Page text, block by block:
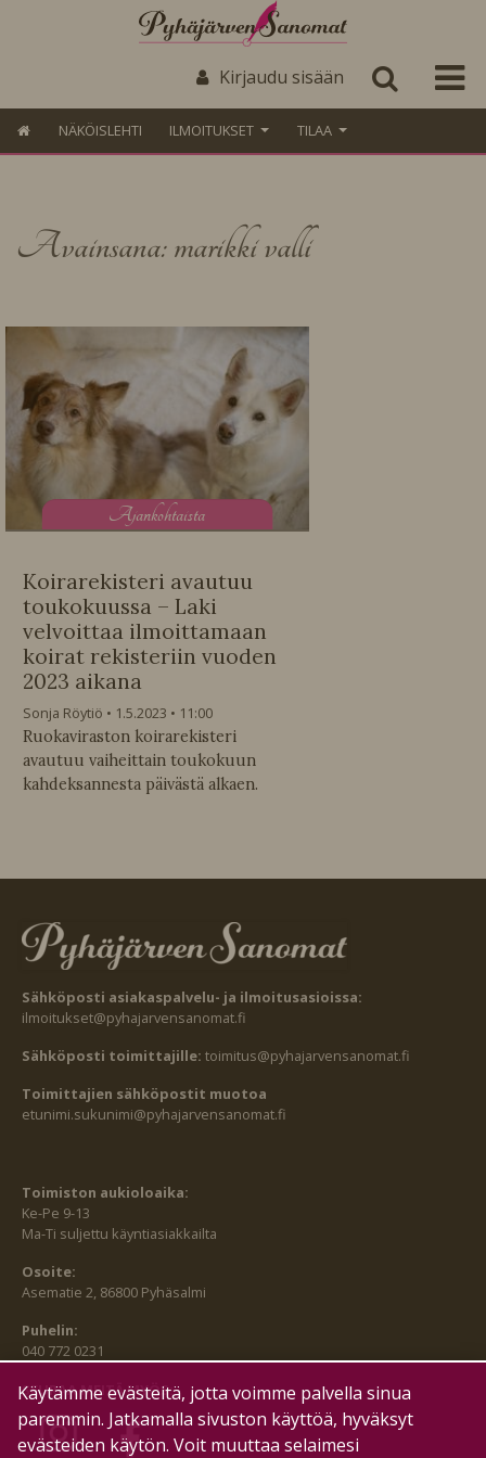
Kirjaudu sisään
NÄKÖISLEHTI ILMOITUKSET TILAA
Avainsana: marikki valli
Ajankohtaista
Koirarekisteri avautuu
toukokuussa – Laki
velvoittaa ilmoittamaan
koirat rekisteriin vuoden
2023 aikana
Sonja Röytiö 1.5.2023
11:00
Ruokaviraston koirarekisteri
avautuu vaiheittain toukokuun
kahdeksannesta päivästä alkaen.
Sähköposti asiakaspalvelu- ja ilmoitusasioissa:
ilmoitukset@pyhajarvensanomat.fi
Sähköposti toimittajille: toimitus@pyhajarvensanomat.fi
Toimittajien sähköpostit muotoa
etunimi.sukunimi@pyhajarvensanomat.fi
Toimiston aukioloaika:
Ke-Pe 9-13
Ma-Ti suljettu käyntiasiakkailta
Osoite:
Asematie 2, 86800 Pyhäsalmi
Puhelin:
040 772 0231
SEURAA MEITÄ MYÖS:
Käytämme evästeitä, jotta voimme palvella sinua
paremmin. Jatkamalla sivuston käyttöä, hyväksyt
evästeiden käytön. Voit muuttaa selaimesi